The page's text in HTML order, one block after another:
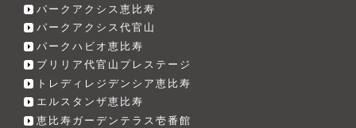
パークアクシス恵比寿
パークアクシス代官山
パークハビオ恵比寿
ブリリア代官山プレステージ
トレディレジデンシア恵比寿
エルスタンザ恵比寿
恵比寿ガーデンテラス壱番館